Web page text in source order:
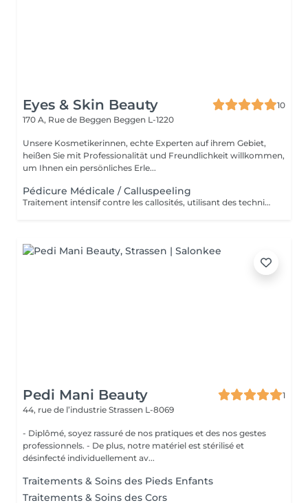
Eyes & Skin Beauty
10
170 A, Rue de Beggen Beggen L-1220
Unsere Kosmetikerinnen, echte Experten auf ihrem Gebiet,
heißen Sie mit Professionalität und Freundlichkeit willkommen,
um Ihnen ein persönliches Erle...
Pédicure Médicale / Calluspeeling
Traitement intensif contre les callosités, utilisant des techniques médicales pour des pieds doux, lisses et parfaitement soignés.
Pedi Mani Beauty
1
44, rue de l’industrie Strassen L-8069
- Diplômé, soyez rassuré de nos pratiques et des nos gestes
professionnels. - De plus, notre matériel est stérilisé et
désinfecté individuellement av...
Traitements & Soins des Pieds Enfants
Traitements & Soins des Cors